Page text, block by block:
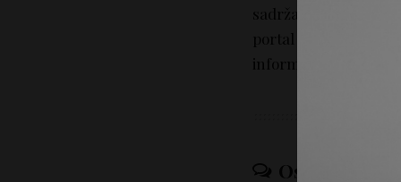
sadržaj tekstova na
portal Lepotica.rs
informacija iz
Ostavi